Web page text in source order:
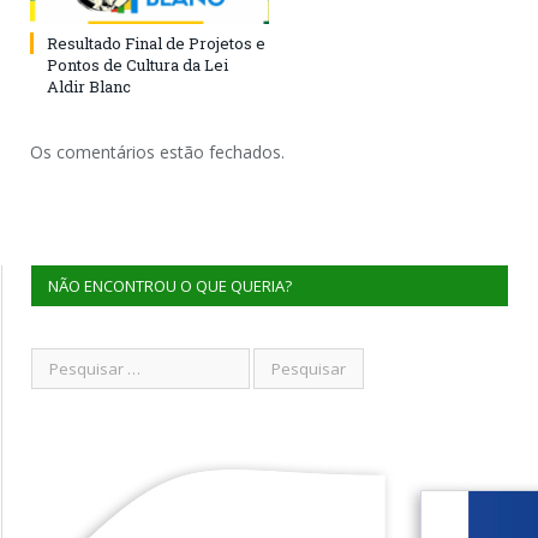
Resultado Final de Projetos e
Pontos de Cultura da Lei
Aldir Blanc
Os comentários estão fechados.
NÃO ENCONTROU O QUE QUERIA?